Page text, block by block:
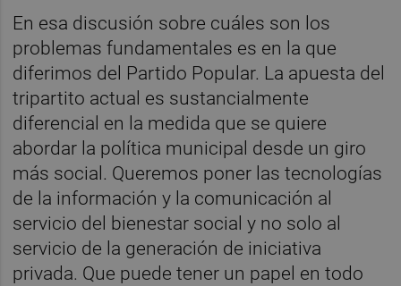
En esa discusión sobre cuáles son los
problemas fundamentales es en la que
diferimos del Partido Popular. La apuesta del
tripartito actual es sustancialmente
diferencial en la medida que se quiere
abordar la política municipal desde un giro
más social. Queremos poner las tecnologías
de la información y la comunicación al
servicio del bienestar social y no solo al
servicio de la generación de iniciativa
privada. Que puede tener un papel en todo